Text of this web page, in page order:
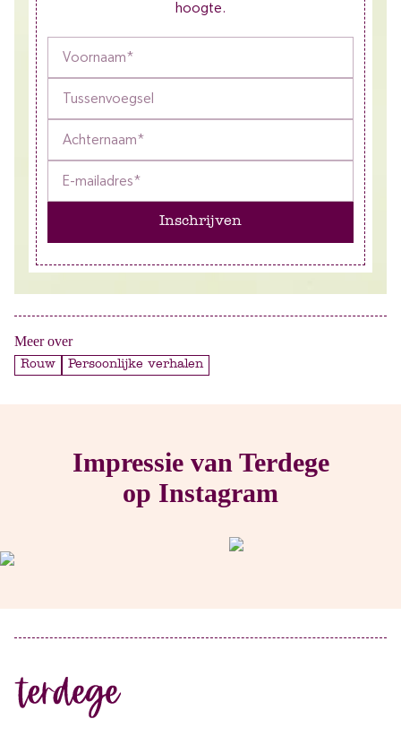
hoogte.
Inschrijven
Meer over
Rouw Persoonlijke verhalen
Impressie van Terdege
op Instagram